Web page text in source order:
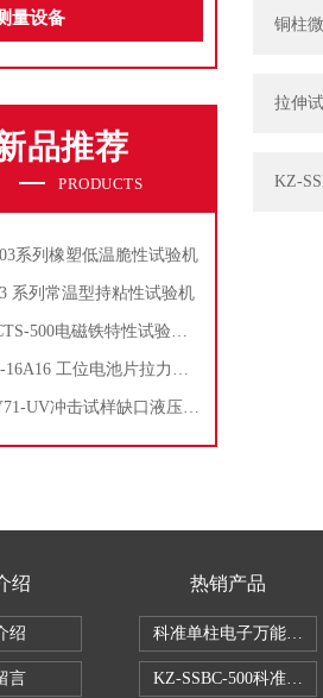
量设备
品推荐
PRODUCTS
系列橡塑低温脆性试验机
系列常温型持粘性试验机
KZ-ECTS-500电磁铁特性试验系统
YH-16-16A16 工位电池片拉力试验机
KZ-LY71-UV冲击试样缺口液压拉床
铜柱
拉伸
KZ-
绍
绍
言
热销产品
科准单柱电子万能拉力
KZ-SSBC-500科准单